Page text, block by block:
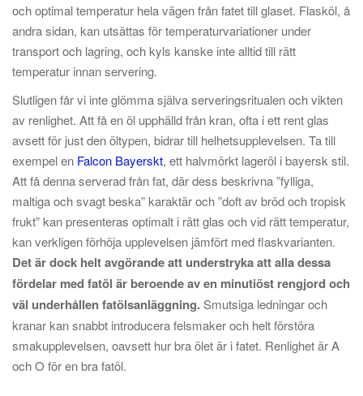
och optimal temperatur hela vägen från fatet till glaset. Flasköl, å
andra sidan, kan utsättas för temperaturvariationer under
transport och lagring, och kyls kanske inte alltid till rätt
temperatur innan servering.
Slutligen får vi inte glömma själva serveringsritualen och vikten
av renlighet. Att få en öl upphälld från kran, ofta i ett rent glas
avsett för just den öltypen, bidrar till helhetsupplevelsen. Ta till
exempel en Falcon Bayerskt, ett halvmörkt lageröl i bayersk stil.
Att få denna serverad från fat, där dess beskrivna ”fylliga,
maltiga och svagt beska” karaktär och ”doft av bröd och tropisk
frukt” kan presenteras optimalt i rätt glas och vid rätt temperatur,
kan verkligen förhöja upplevelsen jämfört med flaskvarianten.
Det är dock helt avgörande att understryka att alla dessa
fördelar med fatöl är beroende av en minutiöst rengjord och
väl underhållen fatölsanläggning.Smutsiga ledningar och
kranar kan snabbt introducera felsmaker och helt förstöra
smakupplevelsen, oavsett hur bra ölet är i fatet. Renlighet är A
och O för en bra fatöl.